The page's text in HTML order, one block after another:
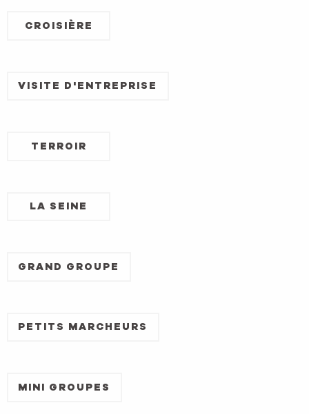
CROISIÈRE
VISITE D'ENTREPRISE
TERROIR
LA SEINE
GRAND GROUPE
PETITS MARCHEURS
MINI GROUPES